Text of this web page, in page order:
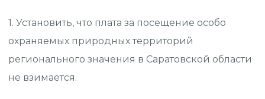
1. Установить, что плата за посещение особо
охраняемых природных территорий
регионального значения в Саратовской области
не взимается.